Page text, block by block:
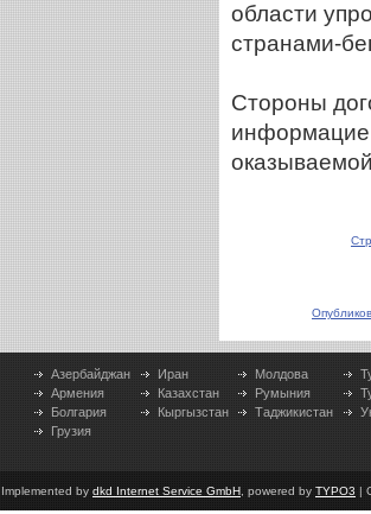
области
странами-
Стороны
Азербайджан
Армения
Болгария
Грузия
Иран
Казахстан
Кыргызстан
Молдова
Румыния
Таджикистан
Implemented by dkd Internet Service GmbH , powered by TYPO3 |